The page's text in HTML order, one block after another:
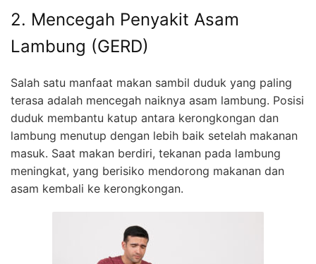
2. Mencegah Penyakit Asam
Lambung (GERD)
Salah satu manfaat makan sambil duduk yang paling
terasa adalah mencegah naiknya asam lambung. Posisi
duduk membantu katup antara kerongkongan dan
lambung menutup dengan lebih baik setelah makanan
masuk. Saat makan berdiri, tekanan pada lambung
meningkat, yang berisiko mendorong makanan dan
asam kembali ke kerongkongan.